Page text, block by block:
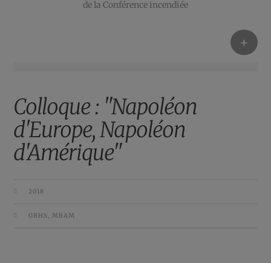
+
Colloque : "Napoléon
d'Europe, Napoléon
d'Amérique"
2018
GRHS ,MBAM